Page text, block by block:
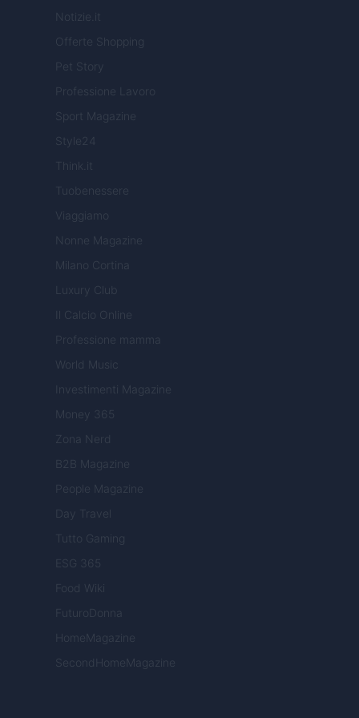
Notizie.it
Offerte Shopping
Pet Story
Professione Lavoro
Sport Magazine
Style24
Think.it
Tuobenessere
Viaggiamo
Nonne Magazine
Milano Cortina
Luxury Club
Il Calcio Online
Professione mamma
World Music
Investimenti Magazine
Money 365
Zona Nerd
B2B Magazine
People Magazine
Day Travel
Tutto Gaming
ESG 365
Food Wiki
FuturoDonna
HomeMagazine
SecondHomeMagazine